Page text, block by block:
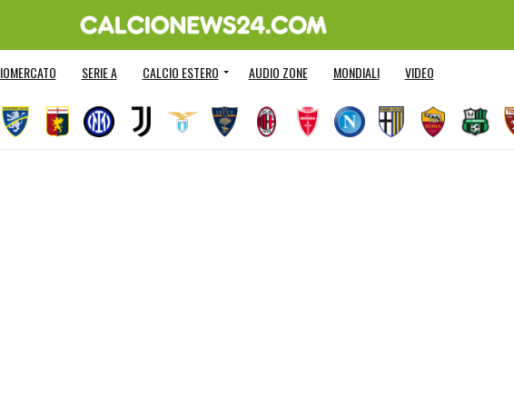
SERIE A CALCIO ESTERO AUDIO ZONE MONDIALI VIDEO